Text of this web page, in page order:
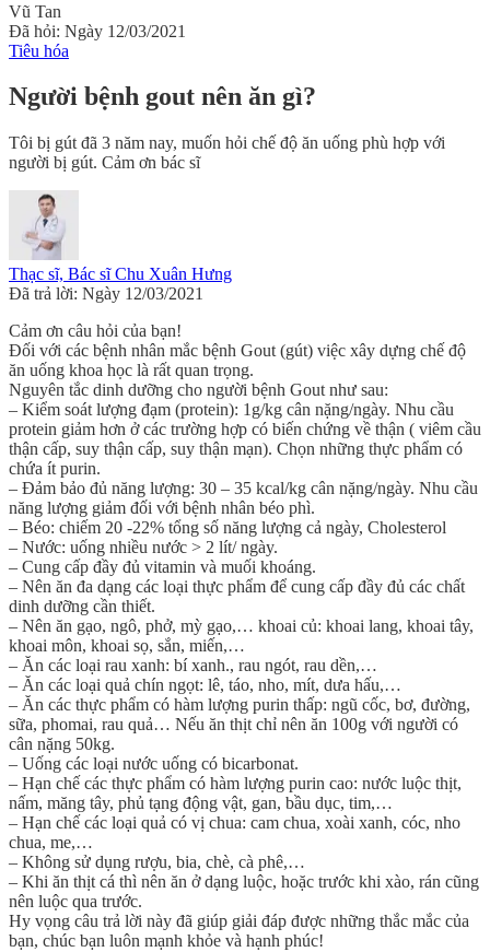
Vũ Tan
Đã hỏi: Ngày 12/03/2021
Tiêu hóa
Người bệnh gout nên ăn gì?
Tôi bị gút đã 3 năm nay, muốn hỏi chế độ ăn uống phù hợp với
người bị gút. Cảm ơn bác sĩ
Thạc sĩ, Bác sĩ Chu Xuân Hưng
Đã trả lời: Ngày 12/03/2021
Cảm ơn câu hỏi của bạn!
Đối với các bệnh nhân mắc bệnh Gout (gút) việc xây dựng chế độ
ăn uống khoa học là rất quan trọng.
Nguyên tắc dinh dưỡng cho người bệnh Gout như sau:
– Kiểm soát lượng đạm (protein): 1g/kg cân nặng/ngày. Nhu cầu
protein giảm hơn ở các trường hợp có biến chứng về thận ( viêm cầu
thận cấp, suy thận cấp, suy thận mạn). Chọn những thực phẩm có
chứa ít purin.
– Đảm bảo đủ năng lượng: 30 – 35 kcal/kg cân nặng/ngày. Nhu cầu
năng lượng giảm đối với bệnh nhân béo phì.
– Béo: chiếm 20 -22% tổng số năng lượng cả ngày, Cholesterol
– Nước: uống nhiều nước > 2 lít/ ngày.
– Cung cấp đầy đủ vitamin và muối khoáng.
– Nên ăn đa dạng các loại thực phẩm để cung cấp đầy đủ các chất
dinh dưỡng cần thiết.
– Nên ăn gạo, ngô, phở, mỳ gạo,… khoai củ: khoai lang, khoai tây,
khoai môn, khoai sọ, sắn, miến,…
– Ăn các loại rau xanh: bí xanh., rau ngót, rau dền,…
– Ăn các loại quả chín ngọt: lê, táo, nho, mít, dưa hấu,…
– Ăn các thực phẩm có hàm lượng purin thấp: ngũ cốc, bơ, đường,
sữa, phomai, rau quả… Nếu ăn thịt chỉ nên ăn 100g với người có
cân nặng 50kg.
– Uống các loại nước uống có bicarbonat.
– Hạn chế các thực phẩm có hàm lượng purin cao: nước luộc thịt,
nấm, măng tây, phủ tạng động vật, gan, bầu dục, tim,…
– Hạn chế các loại quả có vị chua: cam chua, xoài xanh, cóc, nho
chua, me,…
– Không sử dụng rượu, bia, chè, cà phê,…
– Khi ăn thịt cá thì nên ăn ở dạng luộc, hoặc trước khi xào, rán cũng
nên luộc qua trước.
Hy vọng câu trả lời này đã giúp giải đáp được những thắc mắc của
bạn, chúc bạn luôn mạnh khỏe và hạnh phúc!